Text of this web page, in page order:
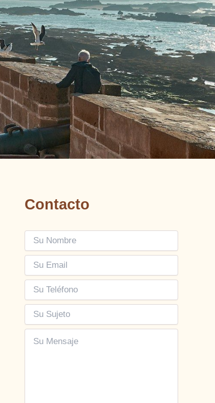
Contacto